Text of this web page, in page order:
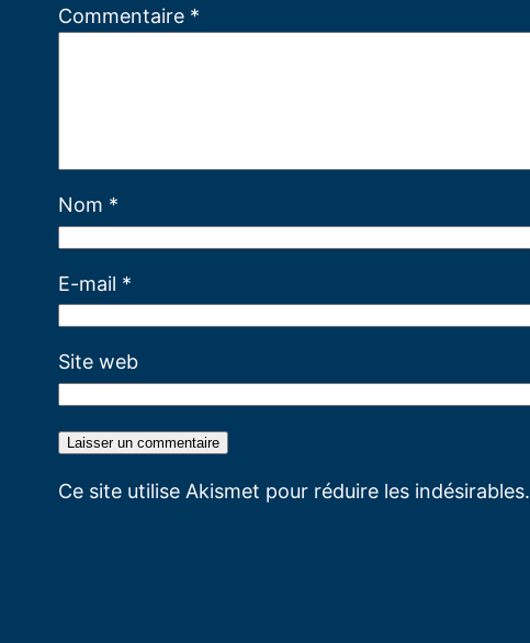
Commentaire *
Nom *
E-mail *
Site web
Ce site utilise Akismet pour réduire les indésirables.